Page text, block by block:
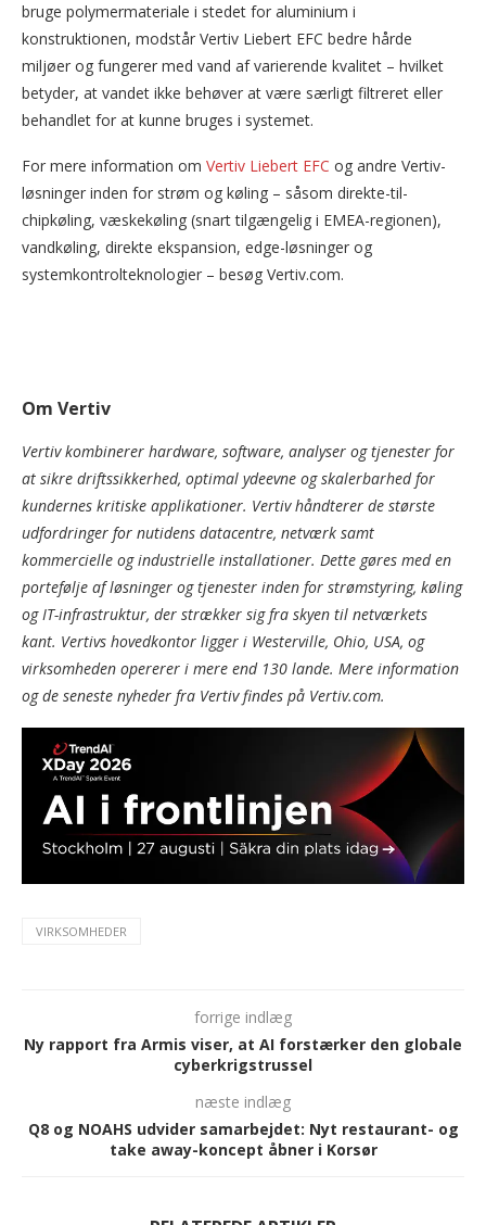
bruge polymermateriale i stedet for aluminium i
konstruktionen, modstår Vertiv Liebert EFC bedre hårde
miljøer og fungerer med vand af varierende kvalitet – hvilket
betyder, at vandet ikke behøver at være særligt filtreret eller
behandlet for at kunne bruges i systemet.
For mere information om Vertiv Liebert EFC og andre Vertiv-
løsninger inden for strøm og køling – såsom direkte-til-
chipkøling, væskekøling (snart tilgængelig i EMEA-regionen),
vandkøling, direkte ekspansion, edge-løsninger og
systemkontrolteknologier – besøg Vertiv.com.
Om Vertiv
Vertiv kombinerer hardware, software, analyser og tjenester for
at sikre driftssikkerhed, optimal ydeevne og skalerbarhed for
kundernes kritiske applikationer. Vertiv håndterer de største
udfordringer for nutidens datacentre, netværk samt
kommercielle og industrielle installationer. Dette gøres med en
portefølje af løsninger og tjenester inden for strømstyring, køling
og IT-infrastruktur, der strækker sig fra skyen til netværkets
kant. Vertivs hovedkontor ligger i Westerville, Ohio, USA, og
virksomheden opererer i mere end 130 lande. Mere information
og de seneste nyheder fra Vertiv findes på Vertiv.com.
VIRKSOMHEDER
forrige indlæg
Ny rapport fra Armis viser, at AI forstærker den globale
cyberkrigstrussel
næste indlæg
Q8 og NOAHS udvider samarbejdet: Nyt restaurant- og
take away-koncept åbner i Korsør